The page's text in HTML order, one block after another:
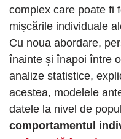
complex care poate fi
mișcările individuale
Cu noua abordare,
înainte și înapoi între
analize statistice,
acestea, modelele
datele la nivel de
comportamentul